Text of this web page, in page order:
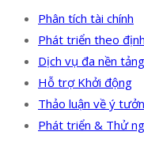
Phân tích tài chính
Phát triển theo
Dịch vụ đa nền tảng
Hỗ trợ Khởi động
Thảo luận về ý
Phát triển & Thử